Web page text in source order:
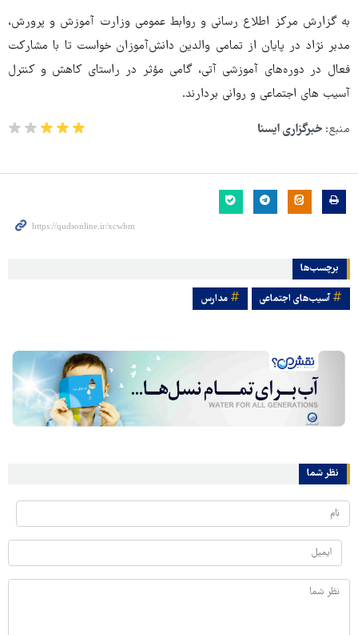
به گزارش مرکز اطلاع رسانی و روابط عمومی وزارت آموزش و پرورش،
مدبر نژاد در پایان از تمامی والدین دانش‌آموزان خواست تا با مشارکت
فعال در دوره‌های آموزشی آتی، گامی مؤثر در راستای کاهش و کنترل
آسیب های اجتماعی و روانی بردارند.
منبع: خبرگزاری ایسنا
برچسب‌ها
آسیب‌های اجتماعی مدارس
نظر شما